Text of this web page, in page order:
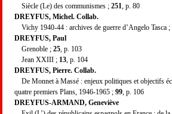
Siècle (Le) des communismes ; 251 , p. 80
DREYFUS, Michel. Collab.
Vichy 1940-44 : archives de guerre d’Angelo Tasca ;
DREYFUS, Paul
Grenoble ; 25 , p. 103
Jean XXIII ; 13 , p. 104
DREYFUS, Pierre. Collab.
De Monnet à Massé : enjeux politiques et objectifs
quatre premiers Plans, 1946-1965 ; 99 , p. 106
DREYFUS-ARMAND, Geneviève